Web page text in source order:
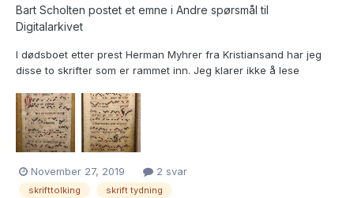
Bart Scholten postet et emne i Andre spørsmål til
Digitalarkivet
I dødsboet etter prest Herman Myhrer fra Kristiansand har jeg
disse to skrifter som er rammet inn. Jeg klarer ikke å lese
vennlig hilsen Bart Scholten
November 27, 2019 2 svar
skrifttolking skrift tydning